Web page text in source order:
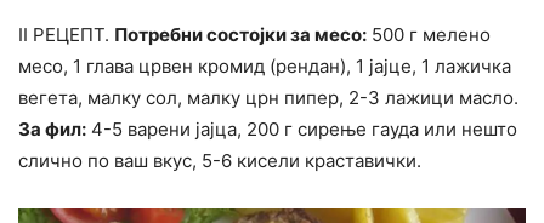
II РЕЦЕПТ. Потребни состојки за месо: 500 г мелено
месо, 1 глава црвен кромид (рендан), 1 јајце, 1 лажичка
вегета, малку сол, малку црн пипер, 2-3 лажици масло.
За фил: 4-5 варени јајца, 200 г сирење гауда или нешто
слично по ваш вкус, 5-6 кисели краставички.